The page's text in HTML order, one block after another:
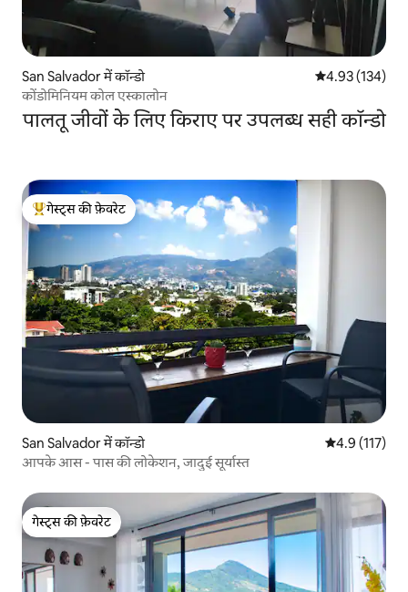
San Salvador में कॉन्डो औसत रेटिंग 5 में से
4.93 (134)
कोंडोमिनियम कोल एस्कालोन
पालतू जीवों के लिए किराए पर उपलब्ध सही कॉन्डो
गेस्ट्स का टॉप फ़ेवरेट
गेस्ट्स की फ़ेवरेट
San Salvador में कॉन्डो औसत रेटिंग 5 में
4.9 (117)
आपके आस - पास की लोकेशन, जादुई सूर्यास्त
गेस्ट्स की फ़ेवरेट
गेस्ट्स की फ़ेवरेट